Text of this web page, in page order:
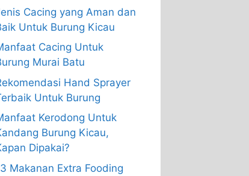
Cacing yang Aman dan
Untuk Burung Kicau
Cacing Untuk
Murai Batu
Hand Sprayer
Untuk Burung
Kerodong Untuk
Burung Kicau,
Dipakai?
Makanan Extra Fooding